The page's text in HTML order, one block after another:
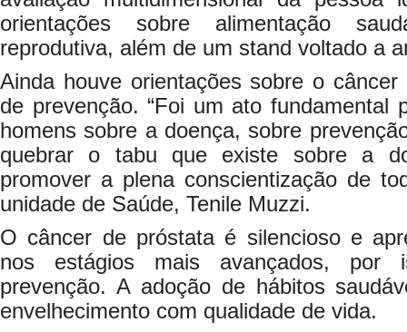
orientações sobre alimentação
reprodutiva, além de um stand voltado a
Ainda houve orientações sobre o
de prevenção. “Foi um ato fundamental
homens sobre a doença, sobre
quebrar o tabu que existe sobre a
promover a plena conscientização de
unidade de Saúde, Tenile Muzzi.
O câncer de próstata é silencioso e
nos estágios mais avançados, por
prevenção. A adoção de hábitos
envelhecimento com qualidade de vida.